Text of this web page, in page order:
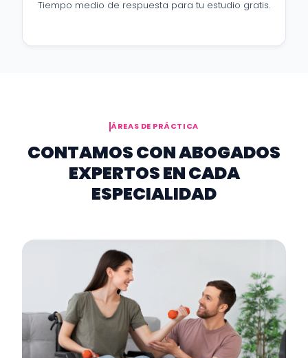
Tiempo medio de respuesta para tu estudio gratis.
ÁREAS DE PRÁCTICA
CONTAMOS CON ABOGADOS
EXPERTOS EN CADA
ESPECIALIDAD